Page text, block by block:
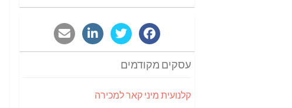
עסקים מקודמים
קלנועית מיני קאר למכירה